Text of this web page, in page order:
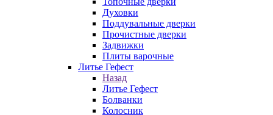
Духовки
Поддувальные дверки
Прочистные дверки
Задвижки
Плиты варочные
Литье Гефест
Назад
Литье Гефест
Болванки
Колосник